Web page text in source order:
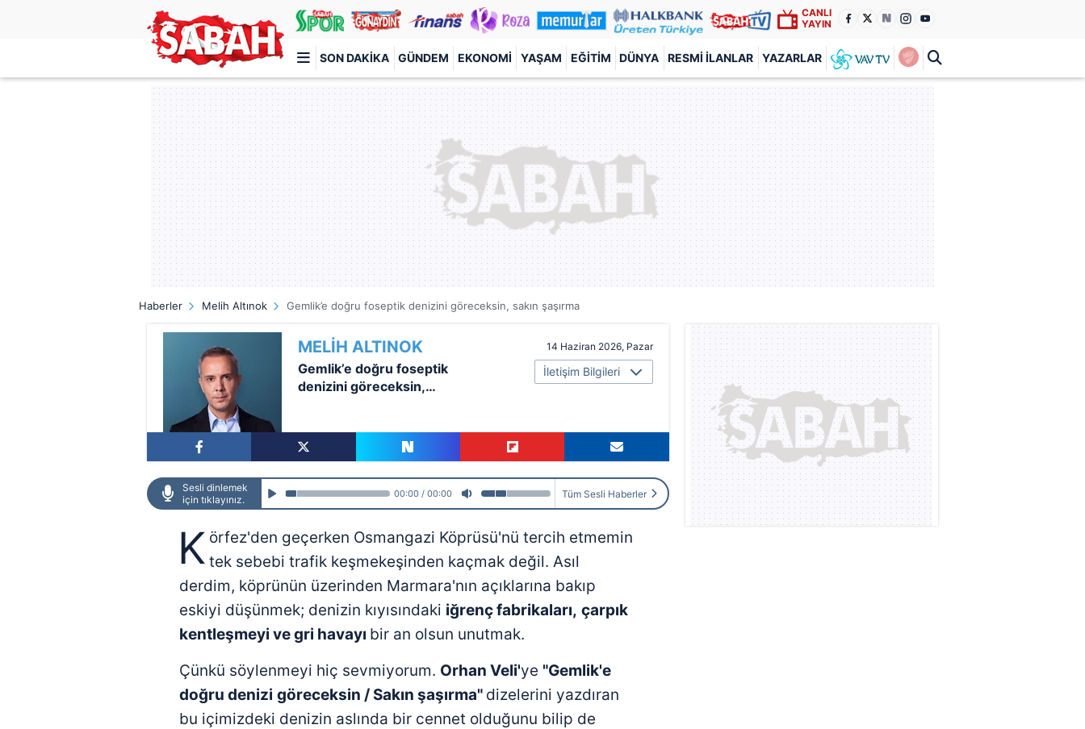
CANLI
YAYIN
SON DAKIKA GÜNDEM EKONOMI YAŞAM EĞITIM DÜNYA RESMI İLANLAR YAZARLAR
Türkiye'nin en iyi haber sitesi
Haberler Melih Altınok Gemlik’e doğru foseptik denizini göreceksin, sakın şaşırma
İletişim Bilgileri
14 Haziran 2026, Pazar
MELİH ALTINOK
Gemlik’e doğru foseptik
denizini göreceksin,
Sesli dinlemek
için tıklayınız.
00:00 00:00 Tüm Sesli Haberler
K örfez'den geçerken Osmangazi Köprüsü'nü tercih etmemin
tek sebebi trafik keşmekeşinden kaçmak değil. Asıl
derdim, köprünün üzerinden Marmara'nın açıklarına bakıp
eskiyi düşünmek; denizin kıyısındaki iğrenç fabrikaları, çarpık
kentleşmeyi ve gri havayı bir an olsun unutmak.
Çünkü söylenmeyi hiç sevmiyorum. Orhan Veli'ye "Gemlik'e
doğru denizi göreceksin / Sakın şaşırma" dizelerini yazdıran
bu içimizdeki denizin aslında bir cennet olduğunu bilip de